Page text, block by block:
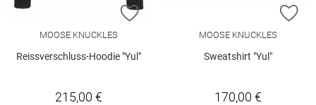
ZUR WUNSCHLISTE HINZUFÜGEN
MOOSE KNUCKLES
Reissverschluss-Hoodie "Yul"
215,00 €
MOOSE KNUCKLES
Sweatshirt "Yul"
170,00 €